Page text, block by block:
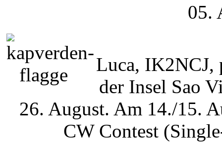
05.
Luca, IK2NCJ,
der Insel Sao
26. August. Am 14./15.
CW Contest